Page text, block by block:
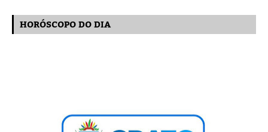
HORÓSCOPO DO DIA